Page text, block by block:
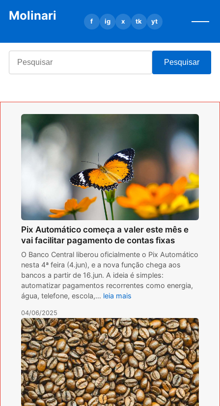
Molinari f ig x tk yt
Pesquisar
Pix Automático começa a valer este mês e
vai facilitar pagamento de contas fixas
O Banco Central liberou oficialmente o Pix Automático
nesta 4ª feira (4.jun), e a nova função chega aos
bancos a partir de 16.jun. A ideia é simples:
automatizar pagamentos recorrentes como energia,
água, telefone, escola,… leia mais
04/06/2025